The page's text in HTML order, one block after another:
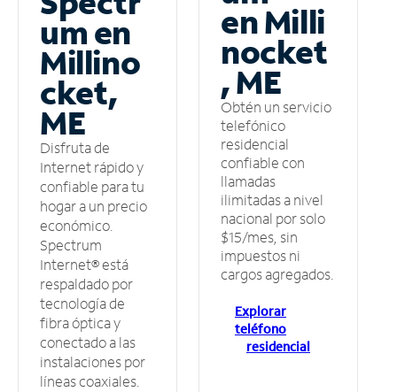
um en
Millino
cket,
ME
Disfruta de
Internet rápido y
confiable para tu
hogar a un precio
económico.
Spectrum
Internet® está
respaldado por
tecnología de
fibra óptica y
conectado a las
instalaciones por
líneas coaxiales.
en Milli
nocket
, ME
Obtén un servicio
telefónico
residencial
confiable con
llamadas
ilimitadas a nivel
nacional por solo
$15/mes, sin
impuestos ni
cargos agregados.
Explorar
teléfono
residencial